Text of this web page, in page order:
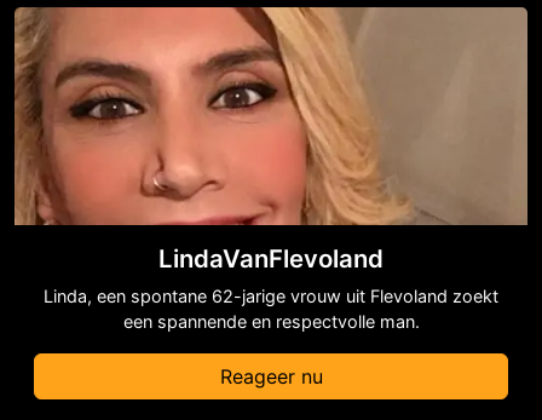
LindaVanFlevoland
Linda, een spontane 62-jarige vrouw uit Flevoland zoekt
een spannende en respectvolle man.
Reageer nu